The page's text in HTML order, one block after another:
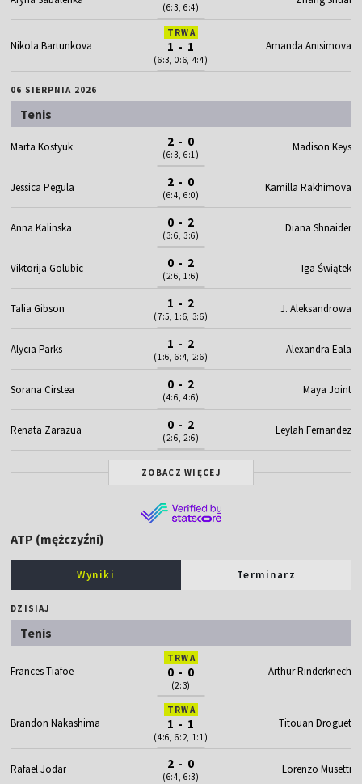
(6:3, 6:4)
Nikola Bartunkova
TRWA
1 - 1
(6:3, 0:6, 4:4)
Amanda Anisimova
06 SIERPNIA 2026
Tenis
Marta Kostyuk 2 - 0
(6:3, 6:1)
Madison Keys
Jessica Pegula 2 - 0
(6:4, 6:0)
Kamilla Rakhimova
Anna Kalinska 0 - 2
(3:6, 3:6)
Diana Shnaider
Viktorija Golubic 0 - 2
(2:6, 1:6)
Iga Świątek
Talia Gibson 1 - 2
(7:5, 1:6, 3:6)
J. Aleksandrowa
Alycia Parks 1 - 2
(1:6, 6:4, 2:6)
Alexandra Eala
Sorana Cirstea 0 - 2
(4:6, 4:6)
Maya Joint
Renata Zarazua 0 - 2
(2:6, 2:6)
Leylah Fernandez
ZOBACZ WIĘCEJ
ATP (mężczyźni)
Wyniki Terminarz
DZISIAJ
Tenis
Frances Tiafoe
TRWA
0 - 0
(2:3)
Arthur Rinderknech
Brandon Nakashima
TRWA
1 - 1
(4:6, 6:2, 1:1)
Titouan Droguet
Rafael Jodar 2 - 0
(6:4, 6:3)
Lorenzo Musetti